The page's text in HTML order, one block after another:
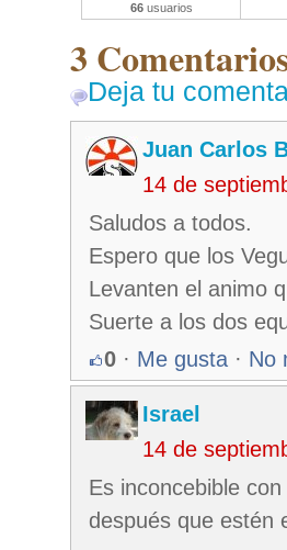
66usuarios
3
Deja tu
Juan Carlos
14 de
Saludos a todos.
Espero que los
Levanten el animo
Suerte a los dos
0 · Me gusta · No
Israel
14 de
Es inconcebible
después que estén